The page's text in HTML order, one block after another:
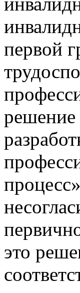
первой
решение
это